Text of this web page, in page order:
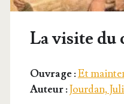
La visite du
Ouvrage :Et
Auteur :Jourdan,